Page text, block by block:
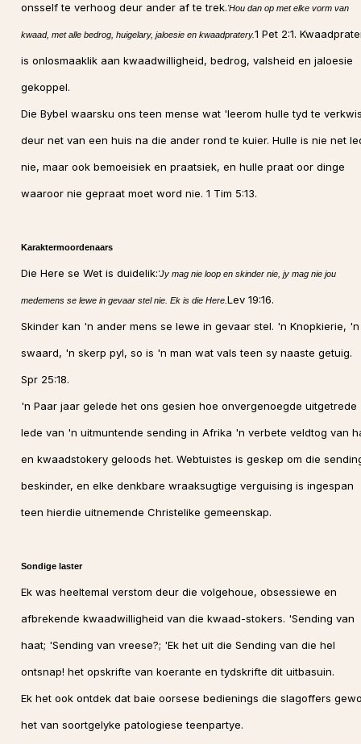
onsself te verhoog deur ander af te trek.'Hou dan op met elke vorm van
kwaad, met alle bedrog, huigelary, jaloesie en kwaadpratery.1 Pet 2:1.
is onlosmaaklik aan kwaadwilligheid, bedrog, valsheid en jaloesie
gekoppel.
Die Bybel waarsku ons teen mense wat 'leerom hulle tyd te
deur net van een huis na die ander rond te kuier. Hulle is nie net
nie, maar ook bemoeisiek en praatsiek, en hulle praat oor dinge
waaroor nie gepraat moet word nie. 1 Tim 5:13.
Karaktermoordenaars
Die Here se Wet is duidelik:'Jy mag nie loop en skinder nie, jy mag nie jou
medemens se lewe in gevaar stel nie. Ek is die Here. Lev 19:16.
Skinder kan 'n ander mens se lewe in gevaar stel. 'n Knopkierie, 'n
swaard, 'n skerp pyl, so is 'n man wat vals teen sy naaste getuig.
Spr 25:18.
'n Paar jaar gelede het ons gesien hoe onvergenoegde uitgetrede
lede van 'n uitmuntende sending in Afrika 'n verbete veldtog van
en kwaadstokery geloods het. Webtuistes is geskep om die
beskinder, en elke denkbare wraaksugtige verguising is ingespan
teen hierdie uitnemende Christelike gemeenskap.
Sondige laster
Ek was heeltemal verstom deur die volgehoue, obsessiewe en
afbrekende kwaadwilligheid van die kwaad-stokers. 'Sending van
haat; 'Sending van vreese?; 'Ek het uit die Sending van die hel
ontsnap! het opskrifte van koerante en tydskrifte dit uitbasuin.
Ek het ook ontdek dat baie oorsese bedienings die slagoffers
het van soortgelyke patologiese teenpartye.